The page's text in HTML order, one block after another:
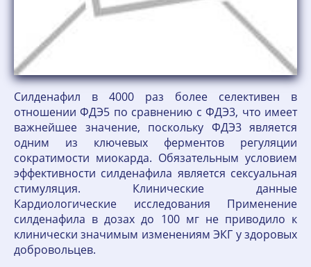
Силденафил в 4000 раз более селективен в
отношении ФДЭ5 по сравнению с ФДЭ3, что имеет
важнейшее значение, поскольку ФДЭ3 является
одним из ключевых ферментов регуляции
сократимости миокарда. Обязательным условием
эффективности силденафила является сексуальная
стимуляция. Клинические данные
Кардиологические исследования Применение
силденафила в дозах до 100 мг не приводило к
клинически значимым изменениям ЭКГ у здоровых
добровольцев.